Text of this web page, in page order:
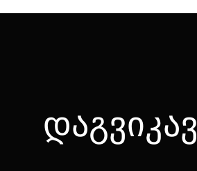
Დაგვიკავ